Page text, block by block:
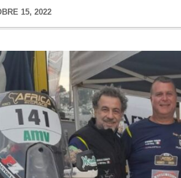
15, 2022